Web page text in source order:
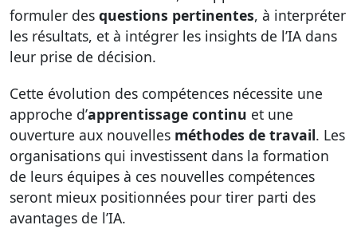
formuler des questions pertinentes, à interpréter
les résultats, et à intégrer les insights de l’IA dans
leur prise de décision.
Cette évolution des compétences nécessite une
approche d’apprentissage continu et une
ouverture aux nouvelles méthodes de travail. Les
organisations qui investissent dans la formation
de leurs équipes à ces nouvelles compétences
seront mieux positionnées pour tirer parti des
avantages de l’IA.